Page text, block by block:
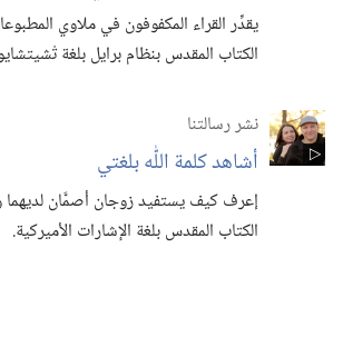
يقدِّر القراء المكفوفون في ملاوي
الكتاب المقدس بنظام برايل بلغة
نشر رسالتنا
أشاهد كلمة اللّٰه بلغتي
إعرف كيف يستفيد زوجان أصمَّان لديهما
الكتاب المقدس بلغة الإشارات الأميركية.‏